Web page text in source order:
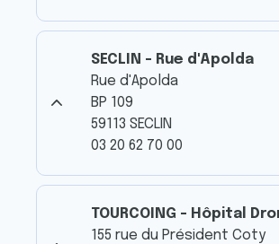
SECLIN - Rue d'Apolda
Rue d'Apolda
BP 109
59113 SECLIN
03 20 62 70 00
TOURCOING - Hôpital
155 rue du Président Coty